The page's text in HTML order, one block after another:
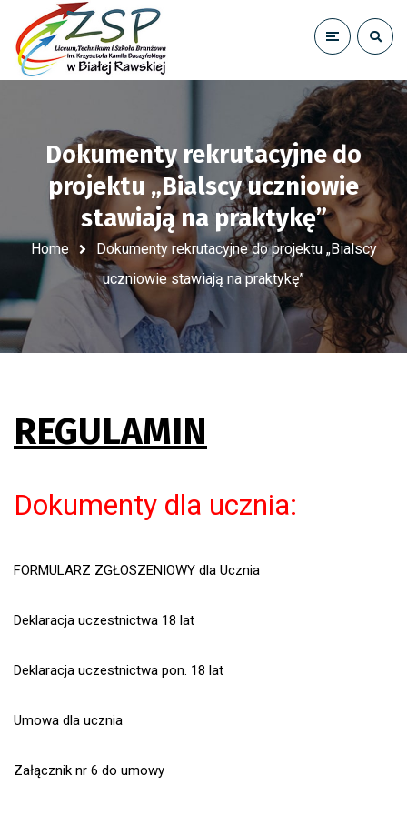
Dokumenty rekrutacyjne do
projektu „Bialscy uczniowie
stawiają na praktykę”
Home
Dokumenty rekrutacyjne do projektu „Bialscy
uczniowie stawiają na praktykę”
REGULAMIN
Dokumenty dla ucznia:
FORMULARZ ZGŁOSZENIOWY dla Ucznia
Deklaracja uczestnictwa 18 lat
Deklaracja uczestnictwa pon. 18 lat
Umowa dla ucznia
Załącznik nr 6 do umowy